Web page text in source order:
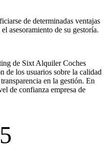
de determinadas ventajas
asesoramiento de su gestoría.
de Sixt Alquiler Coches
de los usuarios sobre la calidad
en la gestión. En
de confianza empresa de